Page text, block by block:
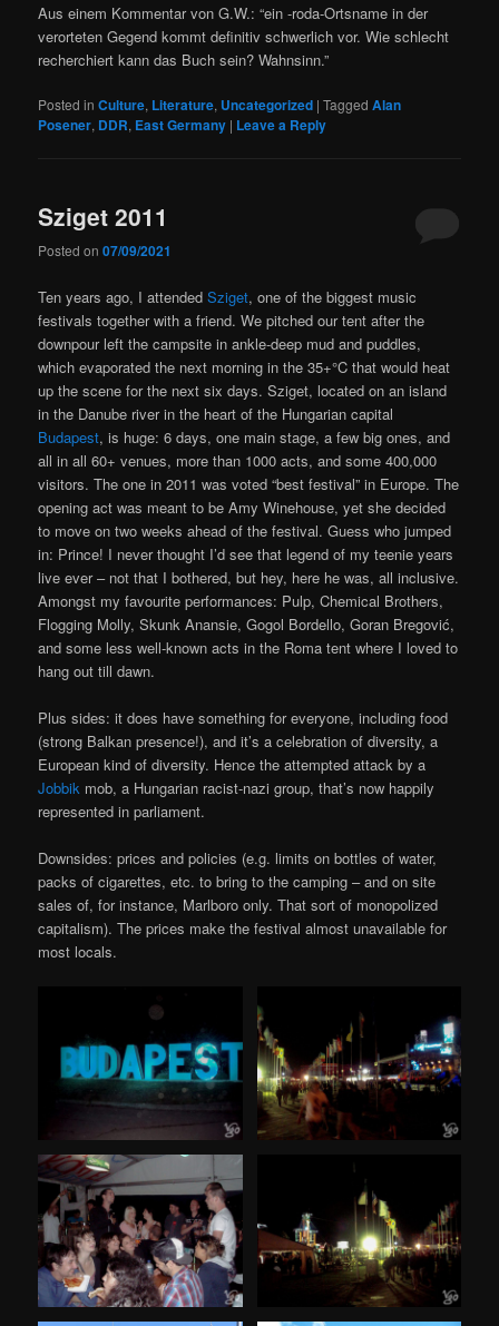
Aus einem Kommentar von G.W.: “ein -roda-Ortsname in der
verorteten Gegend kommt definitiv schwerlich vor. Wie schlecht
recherchiert kann das Buch sein? Wahnsinn.”
Posted in Culture, Literature, Uncategorized |Tagged Alan
Posener, DDR, East Germany | Leave a Reply
Sziget 2011
Posted on07/09/2021
Ten years ago, I attendedSziget, one of the biggest music
festivals together with a friend. We pitched our tent after the
downpour left the campsite in ankle-deep mud and puddles,
which evaporated the next morning in the 35+°C that would heat
up the scene for the next six days. Sziget, located on an island
in the Danube river in the heart of the Hungarian capital
Budapest, is huge: 6 days, one main stage, a few big ones, and
all in all 60+ venues, more than 1000 acts, and some 400,000
visitors. The one in 2011 was voted “best festival” in Europe. The
opening act was meant to be Amy Winehouse, yet she decided
to move on two weeks ahead of the festival. Guess who jumped
in: Prince! I never thought I’d see that legend of my teenie years
live ever – not that I bothered, but hey, here he was, all inclusive.
Amongst my favourite performances: Pulp, Chemical Brothers,
Flogging Molly, Skunk Anansie, Gogol Bordello, Goran Bregović,
and some less well-known acts in the Roma tent where I loved to
hang out till dawn.
Plus sides: it does have something for everyone, including food
(strong Balkan presence!), and it’s a celebration of diversity, a
European kind of diversity. Hence the attempted attack by a
Jobbik mob, a Hungarian racist-nazi group, that’s now happily
represented in parliament.
Downsides: prices and policies (e.g. limits on bottles of water,
packs of cigarettes, etc. to bring to the camping – and on site
sales of, for instance, Marlboro only. That sort of monopolized
capitalism). The prices make the festival almost unavailable for
most locals.